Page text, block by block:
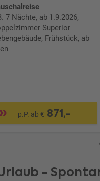
7 Nächte, ab 1.9.2026,
Superior
Frühstück, ab
p.P. ab € 871,-
-